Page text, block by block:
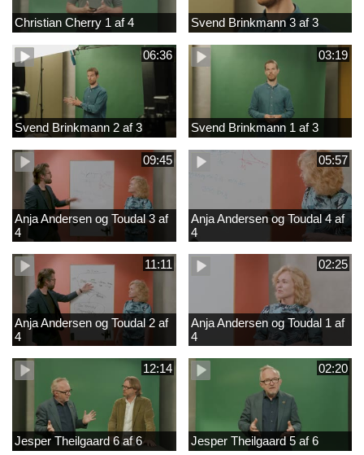
Christian Cherry 1 af 4 Svend Brinkmann 3 af 3
06:36
Svend Brinkmann 2 af 3
03:19
Svend Brinkmann 1 af 3
09:45
Anja Andersen og Toudal 3 af
4
05:57
Anja Andersen og Toudal 4 af
4
11:11
Anja Andersen og Toudal 2 af
4
02:25
Anja Andersen og Toudal 1 af
4
12:14
Jesper Theilgaard 6 af 6
02:20
Jesper Theilgaard 5 af 6